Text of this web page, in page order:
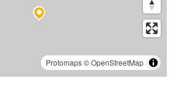
Protomaps©OpenStreetMap